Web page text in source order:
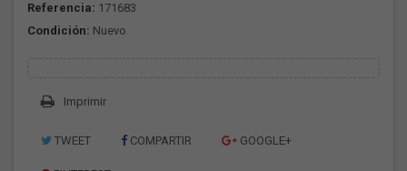
Referencia: 171683
Condición: Nuevo
Imprimir
TWEET COMPARTIR GOOGLE+